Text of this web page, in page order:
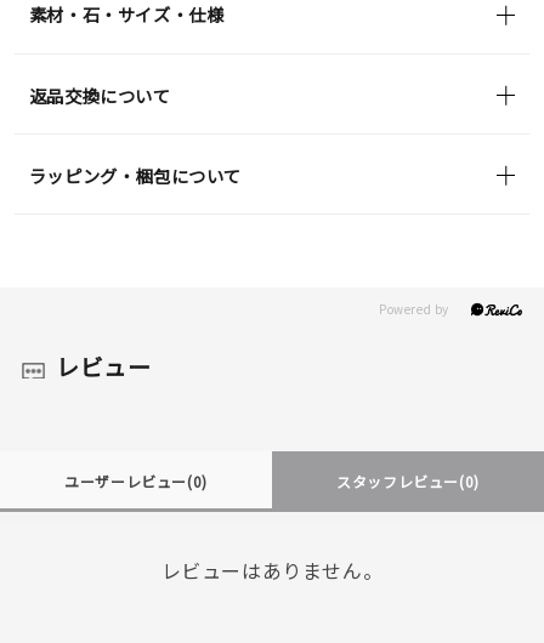
素材・石・サイズ・仕様
返品交換について
ラッピング・梱包について
レビュー
ユーザーレビュー(0) スタッフレビュー(0)
レビューはありません。